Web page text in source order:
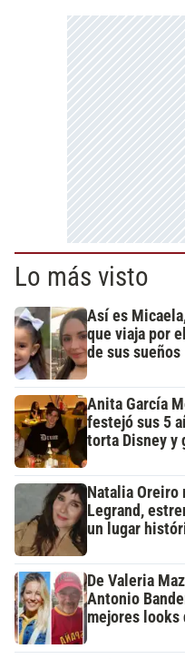
Lo más visto
Así es
que viaja por
de sus sueños
Anita García
festejó sus 5
torta Disney y
Natalia
Legrand,
un lugar
De Valeria
Antonio
mejores looks